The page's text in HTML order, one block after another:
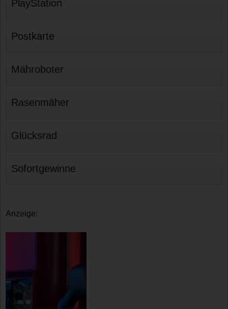
PlayStation
Postkarte
Mähroboter
Rasenmäher
Glücksrad
Sofortgewinne
Anzeige: